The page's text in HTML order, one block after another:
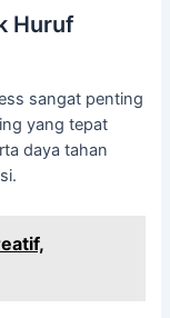
Huruf
sangat penting
yang tepat
daya tahan